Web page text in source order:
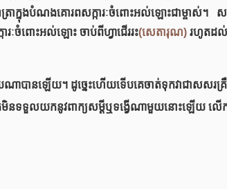
យាត្រាក្នុងបំណងគោរពសក្ការៈចំពោះអល់ឡោះជាម្ចាស់។
ចំពោះអល់ឡោះ ចាប់ពីហ្វាជើររះ(សេតារុណ) រហូតដល់
ណាបានឡើយ។ ដូច្នេះហើយទើបគេចាត់ទុកវាជាសសរ
គេមិនទទួលយកនូវពាក្យសម្តីឬទង្វើណាមួយនោះឡើយ លើ